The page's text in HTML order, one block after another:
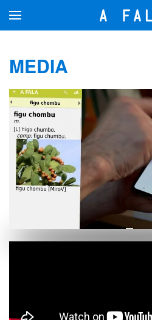
Přejít na hlavní obsah
MEDIA